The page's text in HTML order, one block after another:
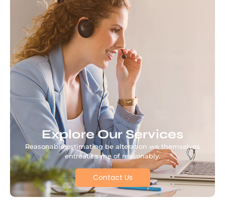
Explore Our Services
Reasonable estimating be alteration we themselves
entreaties me of reasonably.
Contact Us